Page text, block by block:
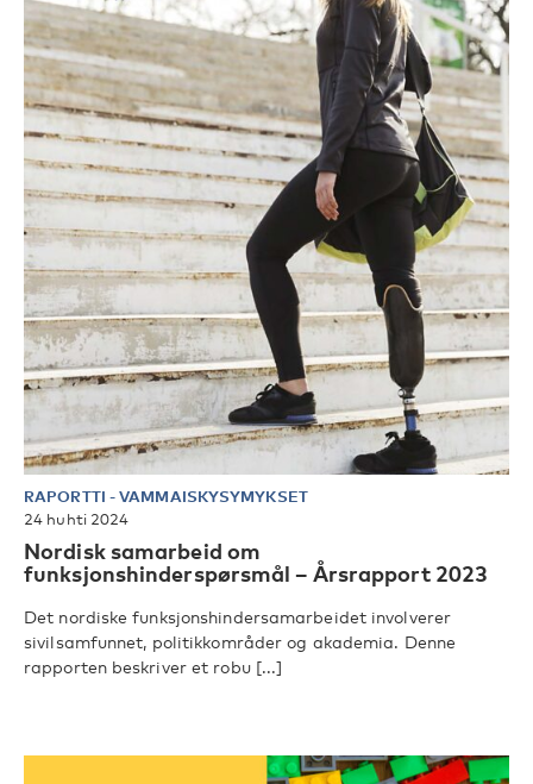
RAPORTTI -VAMMAISKYSYMYKSET
24 huhti 2024
Nordisk samarbeid om
funksjonshinderspørsmål – Årsrapport 2023
Det nordiske funksjonshindersamarbeidet involverer
sivilsamfunnet, politikkområder og akademia. Denne
rapporten beskriver et robu [...]